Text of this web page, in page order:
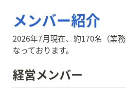
活の拠点。人生のいくつかのタイ
ミングで、お部屋探しを経験した
ことがある方も多いのではないで
しょうか。 「もっといい『当たり
前』をつくる」というミッション
会社カナリー」。 デジタル技術を
武器に、これまでのお部屋探しや
不動産仲介における不便・非効率
メンバー紹介
2026年7月現在、約170名（業
なっております。
経営メンバー